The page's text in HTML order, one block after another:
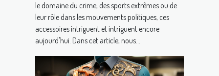
le domaine du crime, des sports extrêmes ou de
leur rôle dans les mouvements politiques, ces
accessoires intriguent et intriguent encore
aujourd'hui. Dans cet article, nous...